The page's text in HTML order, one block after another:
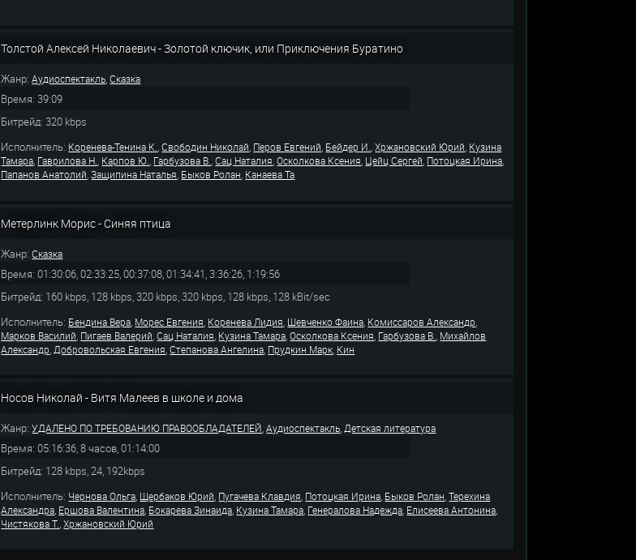
Толстой Алексей Николаевич - Золотой ключик, или Приключения Буратино
Жанр:Аудиоспектакль,Сказка
Время: 39:09
Битрейд: 320 kbps
Исполнитель: Коренева-Тенина К.,Свободин Николай, Перов Евгений, Бейдер И.,Хржановский Юрий, Кузина
Тамара, Гаврилова Н., Карпов Ю., Гарбузова В.,Сац Наталия,Осколкова Ксения, Цейц Сергей, Потоцкая Ирина,
Папанов Анатолий,Защипина Наталья, Быков Ролан, Канаева Та
Метерлинк Морис - Синяя птица
Жанр:Сказка
Время: 01:30:06, 02:33:25, 00:37:08, 01:34:41, 3:36:26, 1:19:56
Битрейд: 160 kbps, 128 kbps, 320 kbps, 320 kbps, 128 kbps, 128 kBit/sec
Исполнитель: Бендина Вера Морес Евгения Коренева Лидия Шевченко Фаина Комиссаров Александр
Марков Василий Пигаев Валерий ,Сац Наталия Кузина Тамара ,Осколкова Ксения Гарбузова В. Михайлов
Александр Добровольская Евгения ,Степанова Ангелина Прудкин Марк Кин
Носов Николай - Витя Малеев в школе и дома
Жанр:УДАЛЕНО ПО ТРЕБОВАНИЮ ПРАВООБЛАДАТЕЛЕЙ,Аудиоспектакль,Детская литература
Время: 05:16:36, 8 часов, 01:14:00
Битрейд: 128 kbps, 24, 192kbps
Исполнитель: Чернова Ольга, Щербаков Юрий, Пугачева Клавдия, Потоцкая Ирина, Быков Ролан,Терехина
Александра, Ершова Валентина, Бокарева Зинаида, Кузина Тамара, Генералова Надежда, Елисеева Антонина,
Чистякова Т.,Хржановский Юрий